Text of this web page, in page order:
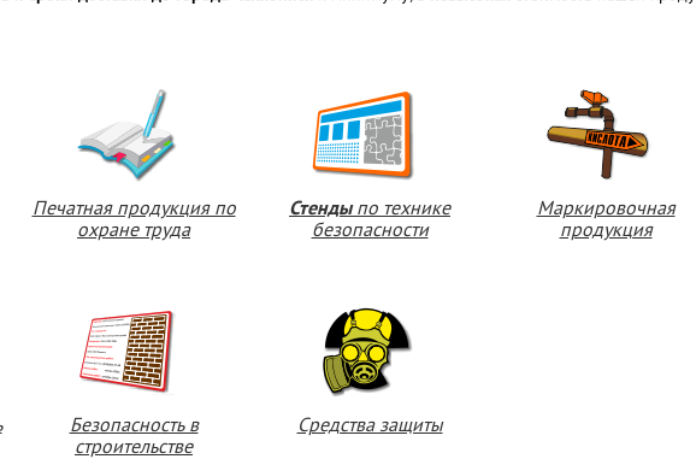
Печатная продукция по
охране труда
Стендыпо технике
безопасности
Маркировочная
продукция
Безопасность в
строительстве
Средства защиты